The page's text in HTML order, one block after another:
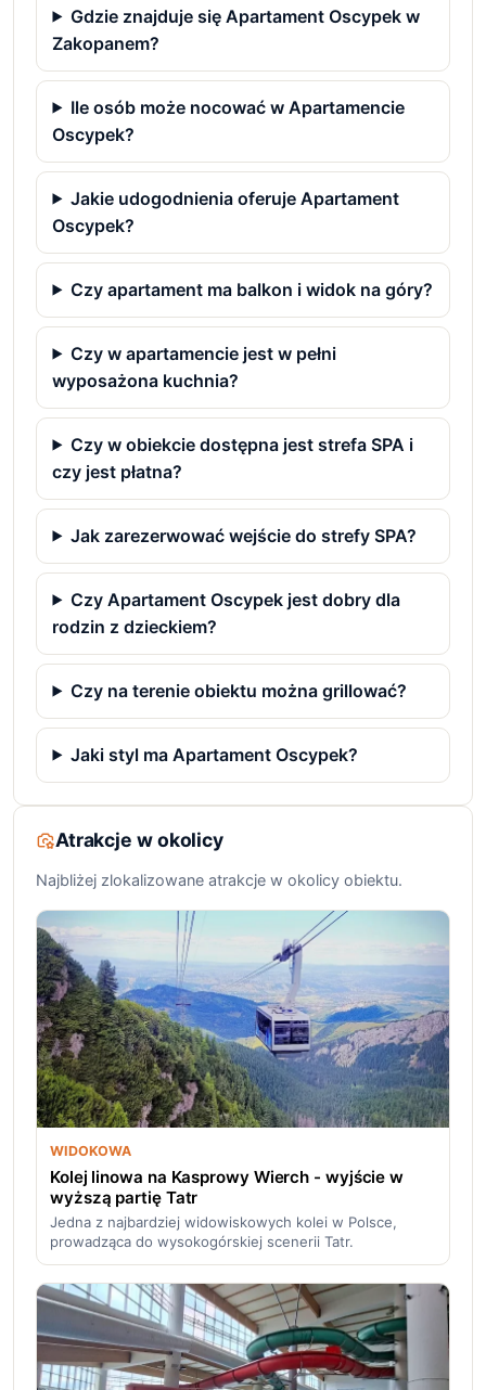
Gdzie znajduje się Apartament Oscypek w
Zakopanem?
Ile osób może nocować w Apartamencie
Oscypek?
Jakie udogodnienia oferuje Apartament
Oscypek?
Czy apartament ma balkon i widok na góry?
Czy w apartamencie jest w pełni
wyposażona kuchnia?
Czy w obiekcie dostępna jest strefa SPA i
czy jest płatna?
Jak zarezerwować wejście do strefy SPA?
Czy Apartament Oscypek jest dobry dla
rodzin z dzieckiem?
Czy na terenie obiektu można grillować?
Jaki styl ma Apartament Oscypek?
Atrakcje w okolicy
Najbliżej zlokalizowane atrakcje w okolicy obiektu.
WIDOKOWA
Kolej linowa na Kasprowy Wierch - wyjście w
wyższą partię Tatr
Jedna z najbardziej widowiskowych kolei w Polsce,
prowadząca do wysokogórskiej scenerii Tatr.